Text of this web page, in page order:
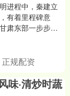
进程中，秦建立
有着里程碑意
肃东部一步步走
终完成统一大
制度演进....
正规配资
味·清炒时蔬